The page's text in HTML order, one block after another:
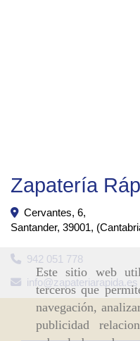
Este sitio web
terceros que
navegación,
publicidad
Zapatería
Cervantes, 6,
Santander, 39001,
942 051 778
info
zapateriarapida.es